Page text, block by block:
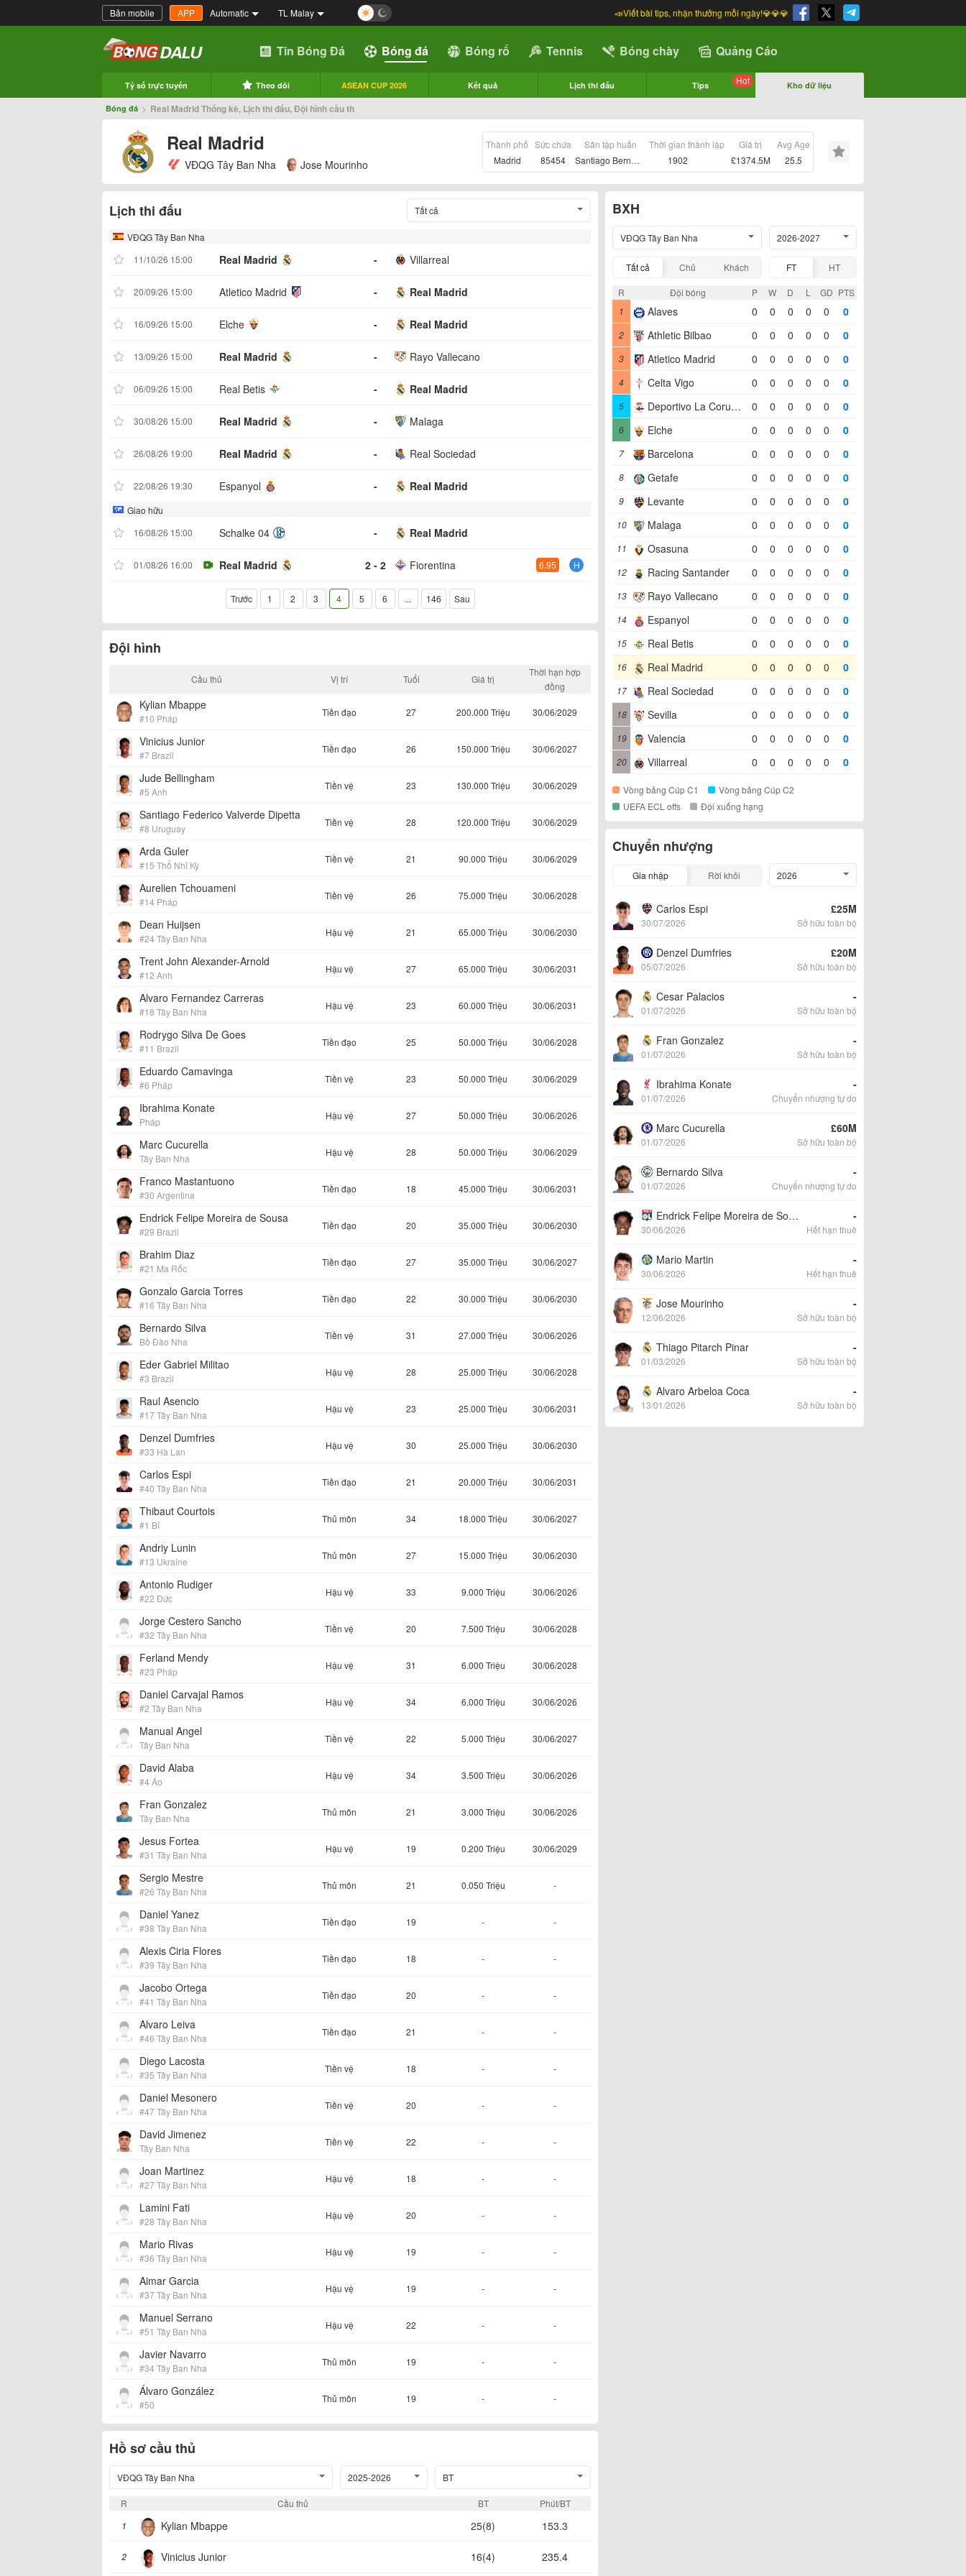
Bản mobile APP Automatic TL Malay 📣Viết bài tips, nhận thưởng mỗi ngày!💎💎💎
Tin Bóng Đá Bóng đá Bóng rổ Tennis Bóng chày Quảng Cáo
Tỷ số trực tuyến Theo dõi ASEAN CUP 2026 Kết quả Lịch thi đấu Tips Hot Kho dữ liệu
Bóng đá > Real Madrid Thống kê, Lịch thi đấu, Đội hình cầu th
Real Madrid
VĐQG Tây Ban Nha Jose Mourinho
Thành phố
Madrid
Sức chứa
85454
Sân tập huấn
Santiago Bernabeu
Thời gian thành lập
1902
Giá trị
£1374.5M
Avg Age
25.5
Lịch thi đấu Tất cả
VĐQG Tây Ban Nha
11/10/26 15:00
Real Madrid - Villarreal
20/09/26 15:00 Atletico Madrid - Real Madrid
16/09/26 15:00 Elche - Real Madrid
13/09/26 15:00 Real Madrid - Rayo Vallecano
06/09/26 15:00 Real Betis - Real Madrid
30/08/26 15:00 Real Madrid - Malaga
26/08/26 19:00 Real Madrid - Real Sociedad
22/08/26 19:30 Espanyol - Real Madrid
Giao hữu
16/08/26 15:00
Schalke 04 - Real Madrid
01/08/26 16:00 Real Madrid 2 - 2 Fiorentina 6.95 H
Trước 1 2 3 4 5 6 ... 146 Sau
Đội hình
Cầu thủ Vị trí Tuổi Giá trị
Thời hạn hợp
đồng
Kylian Mbappe
#10 Pháp
Tiền đạo 27 200.000 Triệu 30/06/2029
Vinicius Junior
#7 Brazil
Tiền đạo 26 150.000 Triệu 30/06/2027
Jude Bellingham
#5 Anh
Tiền vệ 23 130.000 Triệu 30/06/2029
Santiago Federico Valverde Dipetta
#8 Uruguay
Tiền vệ 28 120.000 Triệu 30/06/2029
Arda Guler
#15 Thổ Nhĩ Kỳ
Tiền vệ 21 90.000 Triệu 30/06/2029
Aurelien Tchouameni
#14 Pháp
Tiền vệ 26 75.000 Triệu 30/06/2028
Dean Huijsen
#24 Tây Ban Nha
Hậu vệ 21 65.000 Triệu 30/06/2030
Trent John Alexander-Arnold
#12 Anh
Hậu vệ 27 65.000 Triệu 30/06/2031
Alvaro Fernandez Carreras
#18 Tây Ban Nha
Hậu vệ 23 60.000 Triệu 30/06/2031
Rodrygo Silva De Goes
#11 Brazil
Tiền đạo 25 50.000 Triệu 30/06/2028
Eduardo Camavinga
#6 Pháp
Tiền vệ 23 50.000 Triệu 30/06/2029
Ibrahima Konate
Pháp
Hậu vệ 27 50.000 Triệu 30/06/2026
Marc Cucurella
Tây Ban Nha
Hậu vệ 28 50.000 Triệu 30/06/2029
Franco Mastantuono
#30 Argentina
Tiền đạo 18 45.000 Triệu 30/06/2031
Endrick Felipe Moreira de Sousa
#29 Brazil
Tiền đạo 20 35.000 Triệu 30/06/2030
Brahim Diaz
#21 Ma Rốc
Tiền đạo 27 35.000 Triệu 30/06/2027
Gonzalo Garcia Torres
#16 Tây Ban Nha
Tiền đạo 22 30.000 Triệu 30/06/2030
Bernardo Silva
Bồ Đào Nha
Tiền vệ 31 27.000 Triệu 30/06/2026
Eder Gabriel Militao
#3 Brazil
Hậu vệ 28 25.000 Triệu 30/06/2028
Raul Asencio
#17 Tây Ban Nha
Hậu vệ 23 25.000 Triệu 30/06/2031
Denzel Dumfries
#33 Hà Lan
Hậu vệ 30 25.000 Triệu 30/06/2030
Carlos Espi
#40 Tây Ban Nha
Tiền đạo 21 20.000 Triệu 30/06/2031
Thibaut Courtois
#1 Bỉ
Thủ môn 34 18.000 Triệu 30/06/2027
Andriy Lunin
#13 Ukraine
Thủ môn 27 15.000 Triệu 30/06/2030
Antonio Rudiger
#22 Đức
Hậu vệ 33 9.000 Triệu 30/06/2026
Jorge Cestero Sancho
#32 Tây Ban Nha
Tiền vệ 20 7.500 Triệu 30/06/2028
Ferland Mendy
#23 Pháp
Hậu vệ 31 6.000 Triệu 30/06/2028
Daniel Carvajal Ramos
#2 Tây Ban Nha
Hậu vệ 34 6.000 Triệu 30/06/2026
Manual Angel
Tây Ban Nha
Tiền vệ 22 5.000 Triệu 30/06/2027
David Alaba
#4 Áo
Hậu vệ 34 3.500 Triệu 30/06/2026
Fran Gonzalez
Tây Ban Nha
Thủ môn 21 3.000 Triệu 30/06/2026
Jesus Fortea
#31 Tây Ban Nha
Hậu vệ 19 0.200 Triệu 30/06/2029
Sergio Mestre
#26 Tây Ban Nha
Thủ môn 21 0.050 Triệu -
Daniel Yanez
#38 Tây Ban Nha
Tiền đạo 19 - -
Alexis Ciria Flores
#39 Tây Ban Nha
Tiền đạo 18 - -
Jacobo Ortega
#41 Tây Ban Nha
Tiền đạo 20 - -
Alvaro Leiva
#46 Tây Ban Nha
Tiền đạo 21 - -
Diego Lacosta
#35 Tây Ban Nha
Tiền vệ 18 - -
Daniel Mesonero
#47 Tây Ban Nha
Tiền vệ 20 - -
David Jimenez
Tây Ban Nha
Tiền vệ 22 - -
Joan Martinez
#27 Tây Ban Nha
Hậu vệ 18 - -
Lamini Fati
#28 Tây Ban Nha
Hậu vệ 20 - -
Mario Rivas
#36 Tây Ban Nha
Hậu vệ 19 - -
Aimar Garcia
#37 Tây Ban Nha
Hậu vệ 19 - -
Manuel Serrano
#51 Tây Ban Nha
Hậu vệ 22 - -
Javier Navarro
#34 Tây Ban Nha
Thủ môn 19 - -
Álvaro González
#50
Thủ môn 19 - -
Hồ sơ cầu thủ
VĐQG Tây Ban Nha 2025-2026 BT
R Cầu thủ BT
Phút/BT
1
Kylian Mbappe 25(8) 153.3
2 Vinicius Junior 16(4) 235.4
BXH
VĐQG Tây Ban Nha 2026-2027
Tất cả Chủ Khách FT HT
R Đội bóng P W D L GD PTS
1
Alaves 0 0 0 0 0 0
2 Athletic Bilbao 0 0 0 0 0 0
3 Atletico Madrid 0 0 0 0 0 0
4 Celta Vigo 0 0 0 0 0 0
5 Deportivo La Coruna 0 0 0 0 0 0
6 Elche 0 0 0 0 0 0
7 Barcelona 0 0 0 0 0 0
8 Getafe 0 0 0 0 0 0
9 Levante 0 0 0 0 0 0
10 Malaga 0 0 0 0 0 0
11 Osasuna 0 0 0 0 0 0
12 Racing Santander 0 0 0 0 0 0
13 Rayo Vallecano 0 0 0 0 0 0
14 Espanyol 0 0 0 0 0 0
15 Real Betis 0 0 0 0 0 0
16 Real Madrid 0 0 0 0 0 0
17 Real Sociedad 0 0 0 0 0 0
18 Sevilla 0 0 0 0 0 0
19 Valencia 0 0 0 0 0 0
20 Villarreal 0 0 0 0 0 0
Vòng bảng Cúp C1
Vòng bảng Cúp C2
UEFA ECL offs
Đội xuống hạng
Chuyển nhượng
Gia nhập Rời khỏi 2026
Carlos Espi
30/07/2026
£25M
Sở hữu toàn bộ
Denzel Dumfries
05/07/2026
£20M
Sở hữu toàn bộ
Cesar Palacios
01/07/2026
-
Sở hữu toàn bộ
Fran Gonzalez
01/07/2026
-
Sở hữu toàn bộ
Ibrahima Konate
01/07/2026
-
Chuyển nhượng tự do
Marc Cucurella
01/07/2026
£60M
Sở hữu toàn bộ
Bernardo Silva
01/07/2026
-
Chuyển nhượng tự do
Endrick Felipe Moreira de Sousa
30/06/2026
-
Hết hạn thuê
Mario Martin
30/06/2026
-
Hết hạn thuê
Jose Mourinho
12/06/2026
-
Sở hữu toàn bộ
Thiago Pitarch Pinar
01/03/2026
-
Sở hữu toàn bộ
Alvaro Arbeloa Coca
13/01/2026
-
Sở hữu toàn bộ